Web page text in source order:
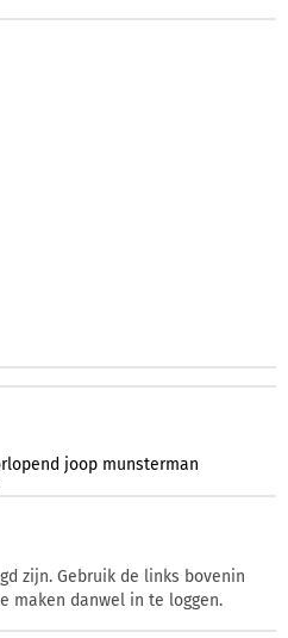
joop munsterman
zijn. Gebruik de links bovenin
maken danwel in te loggen.